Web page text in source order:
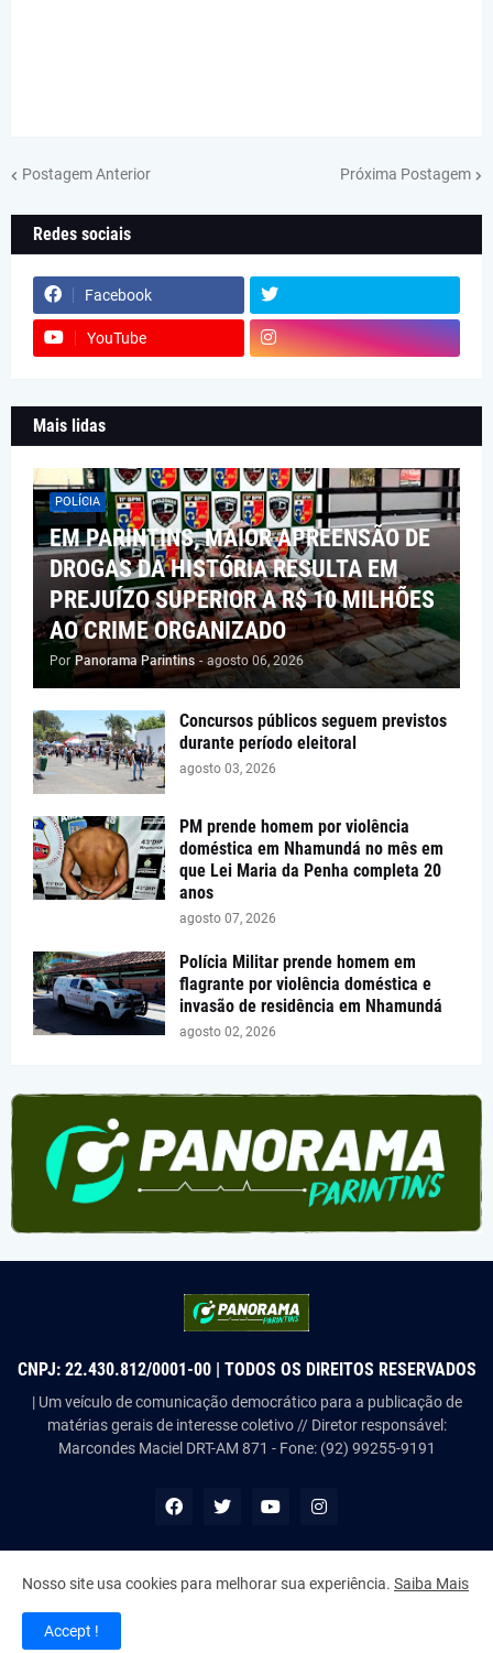
Postagem Anterior Próxima Postagem
Redes sociais
Facebook
YouTube
Mais lidas
POLÍCIA
EM PARINTINS, MAIOR APREENSÃO DE
DROGAS DA HISTÓRIA RESULTA EM
PREJUÍZO SUPERIOR A R$ 10 MILHÕES
AO CRIME ORGANIZADO
Por Panorama Parintins - agosto 06, 2026
Concursos públicos seguem previstos
durante período eleitoral
agosto 03, 2026
PM prende homem por violência
doméstica em Nhamundá no mês em
que Lei Maria da Penha completa 20
anos
agosto 07, 2026
Polícia Militar prende homem em
flagrante por violência doméstica e
invasão de residência em Nhamundá
agosto 02, 2026
CNPJ: 22.430.812/0001-00 | TODOS OS DIREITOS RESERVADOS
| Um veículo de comunicação democrático para a publicação de
matérias gerais de interesse coletivo // Diretor responsável:
Marcondes Maciel DRT-AM 871 - Fone: (92) 99255-9191
Copyright © Panorama Parintins
Nosso site usa cookies para melhorar sua experiência. Saiba Mais
Accept !